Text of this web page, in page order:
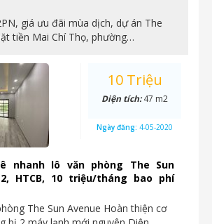
giá ưu đãi mùa dịch, dự án The
tiền Mai Chí Thọ, phường…
nhanh lô văn phòng The Sun
HTCB, 10 triệu/tháng bao phí
The Sun Avenue Hoàn thiện cơ
10 Triệu
Diện tích:47 m2
Ngày đăng: 4-05-2020